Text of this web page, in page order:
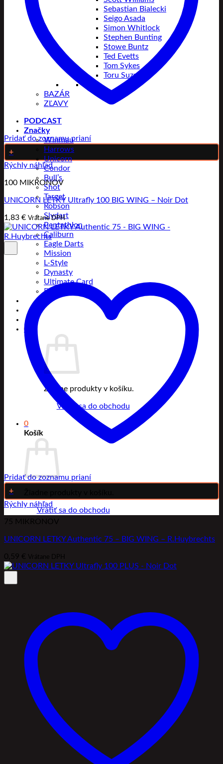
Sebastian Bialecki
Seigo Asada
Simon Whitlock
Stephen Bunting
Stowe Buntz
Ted Evetts
Tom Sykes
Toru Suzuki
BAZÁR
ZĽAVY
PODCAST
Značky
Winmau
Harrows
Unicorn
Condor
Bull’s
Shot
Target
Robson
Slydart
Pentathlon
Caliburn
Eagle Darts
Mission
L-Style
Dynasty
Ultimate Card
Designa
0
Žiadne produkty v košíku.
Vrátiť sa do obchodu
0
Košík
Vrátiť sa do obchodu
Pridať do zoznamu prianí
+
Rýchly náhľad
100 MIKRONOV
UNICORN LETKY Ultrafly 100 BIG WING – Noir Dot
1,83 € Vrátane DPH
Pridať do zoznamu prianí
+
Rýchly náhľad
75 MIKRONOV
UNICORN LETKY Authentic 75 – BIG WING – R.Huybrechts
0,59 € Vrátane DPH